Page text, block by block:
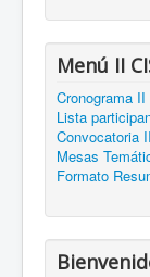
Menú II
Cronograma II
Lista
Convocatoria
Mesas
Formato